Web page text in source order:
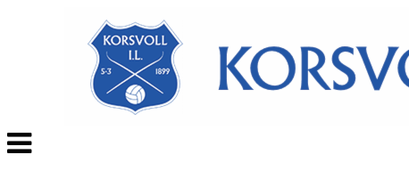
Veksle
navigasjon